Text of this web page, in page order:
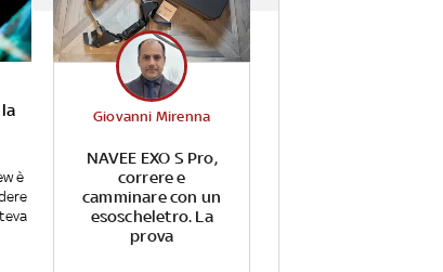
è
NAVEE EXO S Pro,
correre e
camminare con un
esoscheletro. La
prova
Giovanni Mirenna